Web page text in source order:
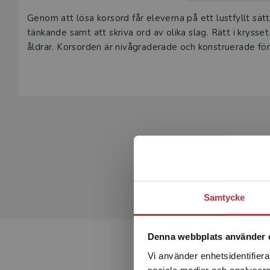
Samtycke
Denna webbplats använder
Vi använder
Genom att lösa korsord får eleverna på ett lustfyllt
tänkande samt att skriva ord av olika slag. Rätt i
åldrar. Korsorden är nivågraderade och konstruerade